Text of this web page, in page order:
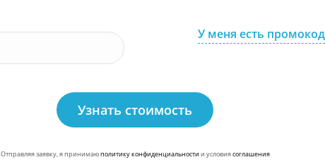
У меня есть промокод
Узнать стоимость
Отправляя заявку, я принимаюполитику конфиденциальности и условиясоглашения